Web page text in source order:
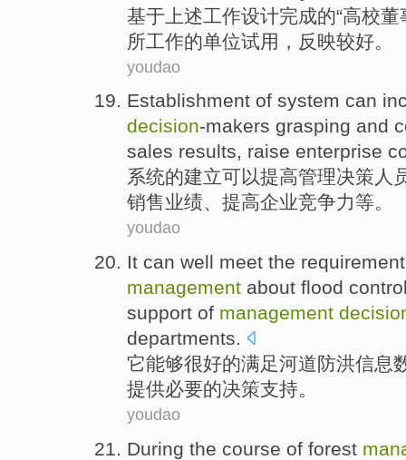
基于 上述工作设计完成的“高校董
所工作的单位试用，反映较好。
youdao
Establishment of system can
decision-makers grasping and
sales results, raise enterprise
系统的建立可以提高管理决策人
销售业绩、 提高企业竞争力等。
youdao
It can well meet the requirement
management about flood
support of management
departments.
它能够很好的满足河道防洪信息
提供必要的决策支持。
youdao
During the course of forest